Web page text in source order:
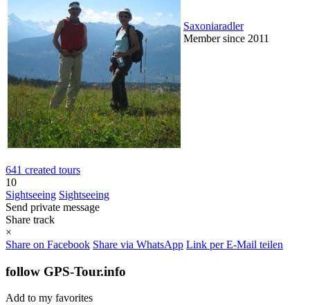
Saxoniaradler
Member since 2011
641 created tours
10
Sightseeing Sightseeing
Send private message
Share track
×
Share on Facebook Share via WhatsApp Link per E-Mail teilen
follow GPS-Tour.info
Add to my favorites